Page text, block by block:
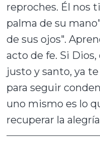
reproches. Él nos
palma de su
de sus ojos".
acto de fe. Si
justo y santo, ya
para seguir
uno mismo es lo
recuperar la